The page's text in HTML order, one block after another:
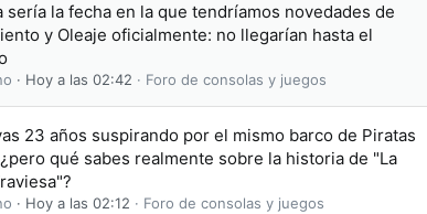
sería la fecha en la que tendríamos novedades de
y Oleaje oficialmente: no llegarían hasta el
Hoy a las 02:42 Foro de consolas y juegos
23 años suspirando por el mismo barco de Piratas
qué sabes realmente sobre la historia de "La
Hoy a las 02:12 Foro de consolas y juegos